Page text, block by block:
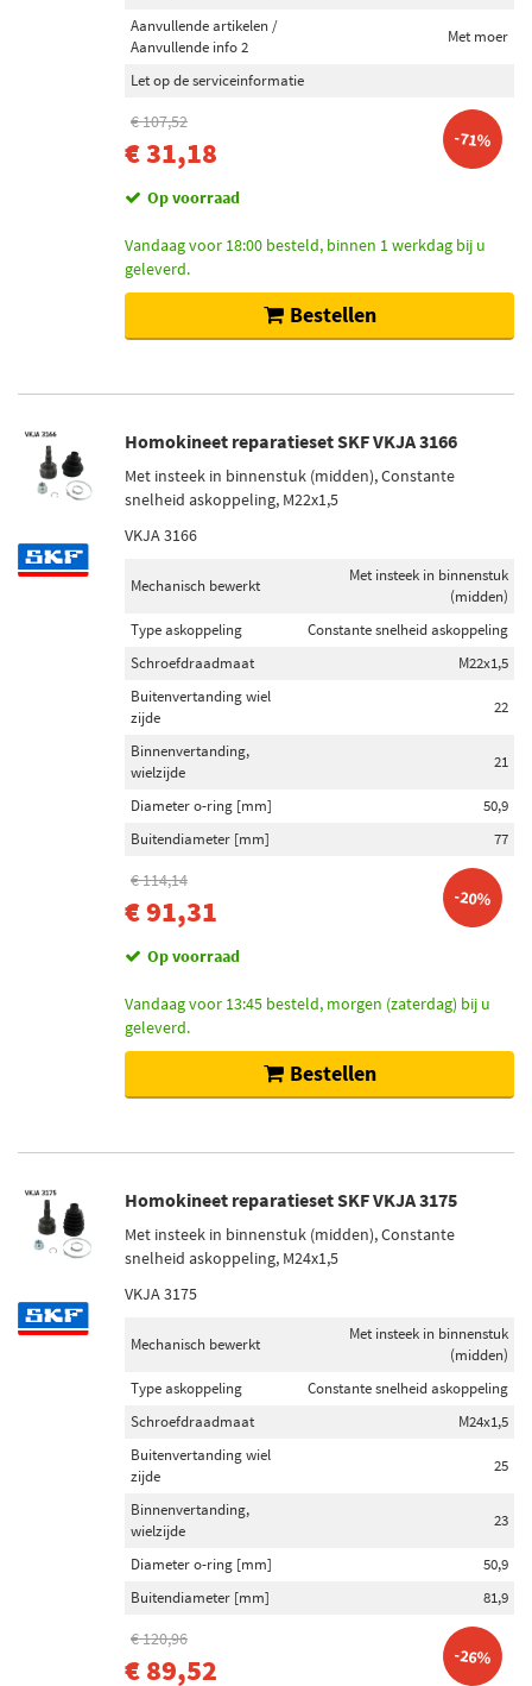
Aanvullende artikelen /
Aanvullende info 2
Met moer
Let op de serviceinformatie
€ 107,52
€ 31,18 -71%
Op voorraad
Vandaag voor 18:00 besteld, binnen 1 werkdag bij u
geleverd.
Bestellen
Homokineet reparatieset SKF VKJA 3166
Met insteek in binnenstuk (midden), Constante
snelheid askoppeling, M22x1,5
VKJA 3166
Mechanisch bewerkt
Met insteek in binnenstuk
(midden)
Type askoppeling
Constante snelheid askoppeling
Schroefdraadmaat
M22x1,5
Buitenvertanding wiel
zijde
22
Binnenvertanding,
wielzijde
21
Diameter o-ring [mm]
50,9
Buitendiameter [mm]
77
€ 114,14
€ 91,31 -20%
Op voorraad
Vandaag voor 13:45 besteld, morgen (zaterdag) bij u
geleverd.
Bestellen
Homokineet reparatieset SKF VKJA 3175
Met insteek in binnenstuk (midden), Constante
snelheid askoppeling, M24x1,5
VKJA 3175
Mechanisch bewerkt
Met insteek in binnenstuk
(midden)
Type askoppeling
Constante snelheid askoppeling
Schroefdraadmaat
M24x1,5
Buitenvertanding wiel
zijde
25
Binnenvertanding,
wielzijde
23
Diameter o-ring [mm]
50,9
Buitendiameter [mm]
81,9
€ 120,96
€ 89,52 -26%